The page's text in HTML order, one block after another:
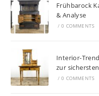
Frühbarock
& Analyse
/ 0 COMMENTS
Interior-
zur
/ 0 COMMENTS